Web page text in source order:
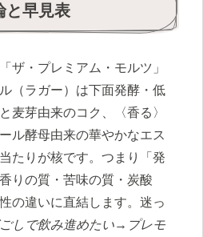
と早見表
ザ・プレミアム・モルツ」
（ラガー）は下面発酵・低
麦芽由来のコク、〈香る〉
ル酵母由来の華やかなエス
たりが核です。つまり「発
りの質・苦味の質・炭酸
の違いに直結します。迷っ
しで飲み進めたい→プレモ